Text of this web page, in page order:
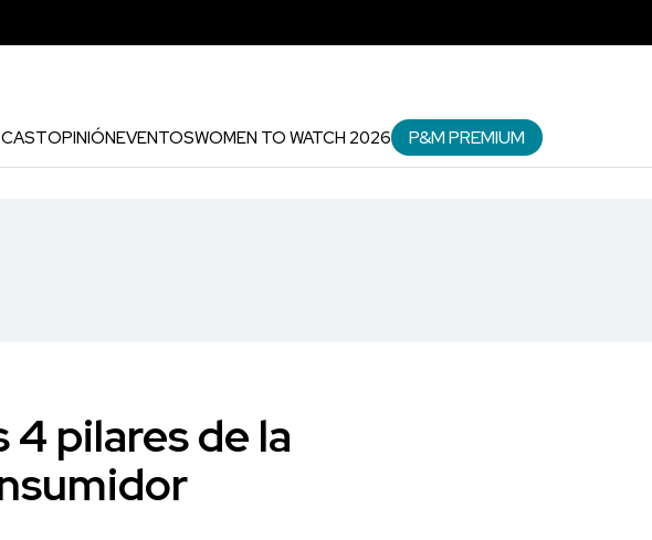
OPINIÓNEVENTOSWOMEN TO WATCH 2026 P&M PREMIUM
pilares de la